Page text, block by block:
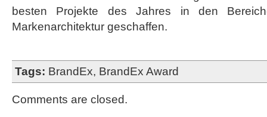
besten Projekte des Jahres in den
Markenarchitektur geschaffen.
Tags: BrandEx, BrandEx Award
Comments are closed.